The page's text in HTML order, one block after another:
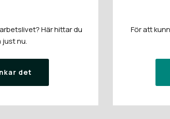
Här hittar du
just nu.
det
För att